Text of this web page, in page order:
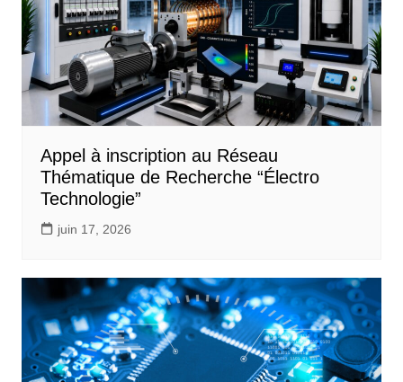
Appel à inscription au Réseau
Thématique de Recherche “Électro
Technologie”
juin 17, 2026